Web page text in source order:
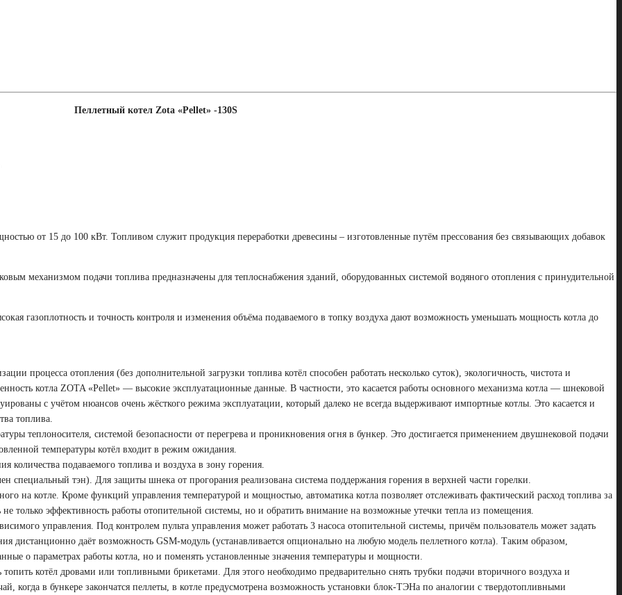
Пеллетный котел Zota «Pellet» -130S
от 15 до 100 кВт. Топливом служит продукция переработки древесины – изготовленные путём прессования без связывающих добавок
механизмом подачи топлива предназначены для теплоснабжения зданий, оборудованных системой водяного отопления с принудительной
газоплотность и точность контроля и изменения объёма подаваемого в топку воздуха дают возможность уменьшать мощность котла до
процесса отопления (без дополнительной загрузки топлива котёл способен работать несколько суток), экологичность, чистота и
котла ZOTA «Pellet» — высокие эксплуатационные данные. В частности, это касается работы основного механизма котла — шнековой
с учётом нюансов очень жёсткого режима эксплуатации, который далеко не всегда выдерживают импортные котлы. Это касается и
топлива.
теплоносителя, системой безопасности от перегрева и проникновения огня в бункер. Это достигается применением двушнековой подачи
температуры котёл входит в режим ожидания.
подаваемого топлива и воздуха в зону горения.
специальный тэн). Для защиты шнека от прогорания реализована система поддержания горения в верхней части горелки.
на котле. Кроме функций управления температурой и мощностью, автоматика котла позволяет отслеживать фактический расход топлива за
не только эффективность работы отопительной системы, но и обратить внимание на возможные утечки тепла из помещения.
управления. Под контролем пульта управления может работать 3 насоса отопительной системы, причём пользователь может задать
дистанционно даёт возможность GSM-модуль (устанавливается опционально на любую модель пеллетного котла). Таким образом,
о параметрах работы котла, но и поменять установленные значения температуры и мощности.
котёл дровами или топливными брикетами. Для этого необходимо предварительно снять трубки подачи вторичного воздуха и
когда в бункере закончатся пеллеты, в котле предусмотрена возможность установки блок-ТЭНа по аналогии с твердотопливными